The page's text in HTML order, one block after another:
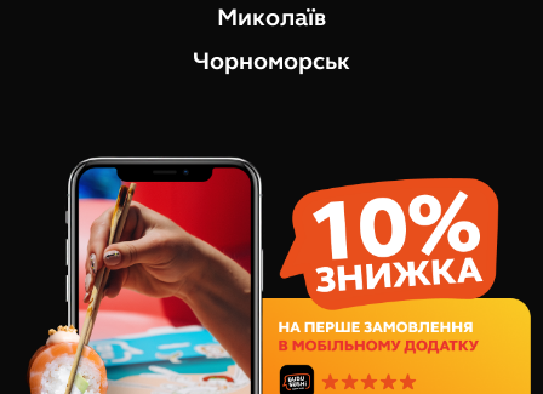
95грн 1 шт 500 грамів
Миколаїв
Чорноморськ